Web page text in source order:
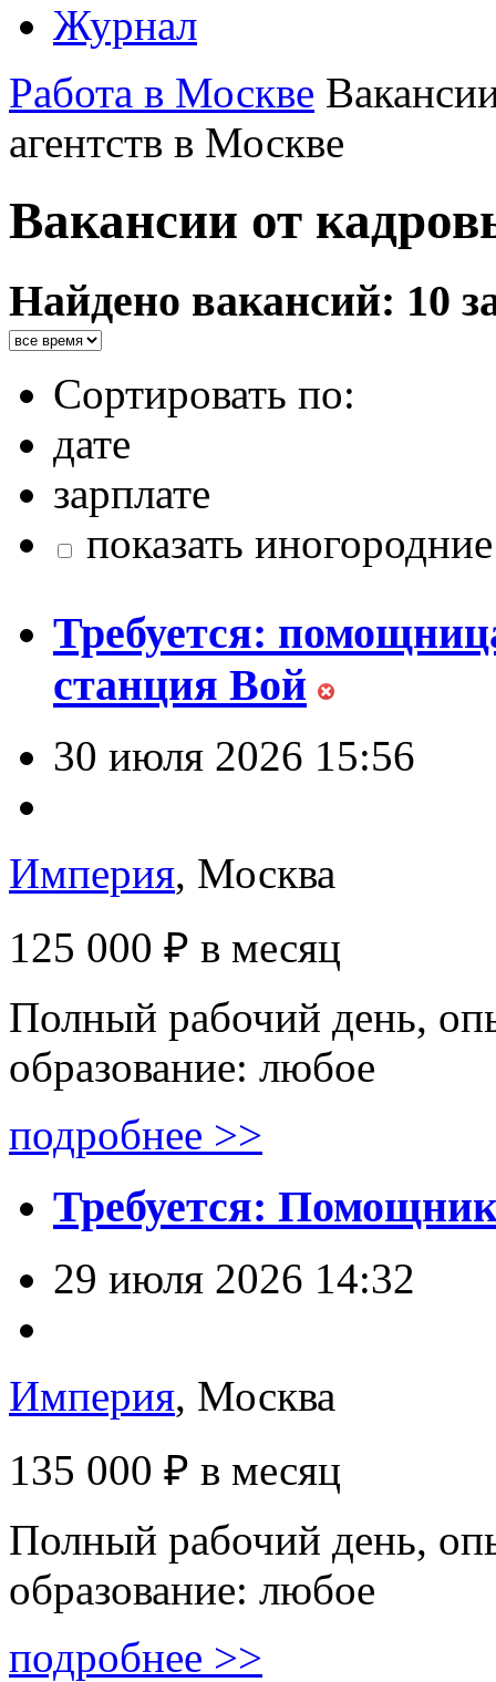
Журнал
Работа в Москве
агентств в Москве
Вакансии от
Найдено вакансий: 10
Сортировать по:
дате
зарплате
показать
Требуется:
станция Вой
30 июля 2026 15:56
Империя, Москва
125 000 ₽ в месяц
Полный рабочий день,
образование: любое
подробнее >>
Требуется:
29 июля 2026 14:32
Империя, Москва
135 000 ₽ в месяц
Полный рабочий день,
образование: любое
подробнее >>